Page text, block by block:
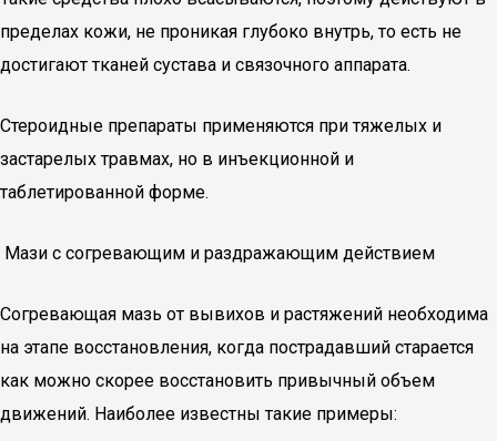
пределах кожи, не проникая глубоко внутрь, то есть не
достигают тканей сустава и связочного аппарата.
Стероидные препараты применяются при тяжелых и
застарелых травмах, но в инъекционной и
таблетированной форме.
Мази с согревающим и раздражающим действием
Согревающая мазь от вывихов и растяжений необходима
на этапе восстановления, когда пострадавший старается
как можно скорее восстановить привычный объем
движений. Наиболее известны такие примеры: